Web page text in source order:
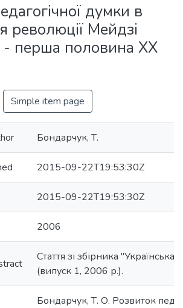
думки в
революції Мейдзі
- перша половина ХХ
Simple item page
Бондарчук, Т.
2015-09-22T19:53:30Z
2015-09-22T19:53:30Z
2006
Стаття зі збірника "Українська
(випуск 1, 2006 р.).
Бондарчук, Т. О. Розвиток